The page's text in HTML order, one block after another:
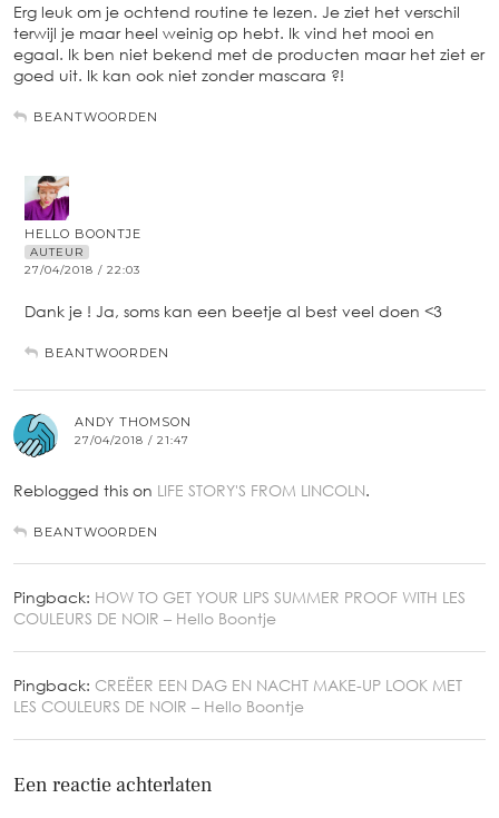
Erg leuk om je ochtend routine te lezen. Je ziet het verschil
terwijl je maar heel weinig op hebt. Ik vind het mooi en
egaal. Ik ben niet bekend met de producten maar het ziet er
goed uit. Ik kan ook niet zonder mascara ?!
BEANTWOORDEN
HELLO BOONTJE
AUTEUR
27/04/2018 / 22:03
Dank je ! Ja, soms kan een beetje al best veel doen <3
BEANTWOORDEN
ANDY THOMSON
27/04/2018 / 21:47
Reblogged this on LIFE STORY'S FROM LINCOLN.
BEANTWOORDEN
Pingback: HOW TO GET YOUR LIPS SUMMER PROOF WITH LES
COULEURS DE NOIR – Hello Boontje
Pingback: CREËER EEN DAG EN NACHT MAKE-UP LOOK MET
LES COULEURS DE NOIR – Hello Boontje
Een reactie achterlaten